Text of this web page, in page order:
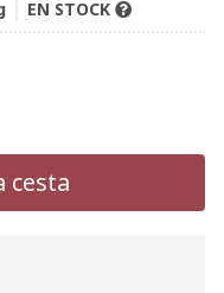
EN STOCK
cesta